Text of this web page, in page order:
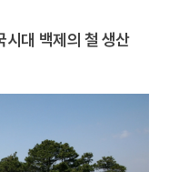
시대 백제의 철 생산